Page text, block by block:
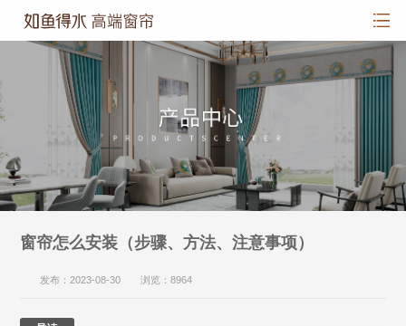
窗帘怎么安装（步骤、方法、注意事项）
发布：2023-08-30 浏览：8964